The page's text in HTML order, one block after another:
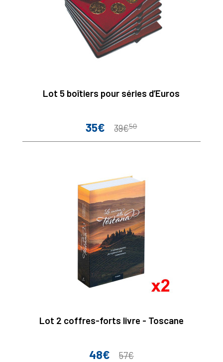
Lot 5 boîtiers pour séries d’Euros
Prix
35€
Prix
39€50
Lot 2 coffres-forts livre - Toscane
Prix
48€
Prix
57€